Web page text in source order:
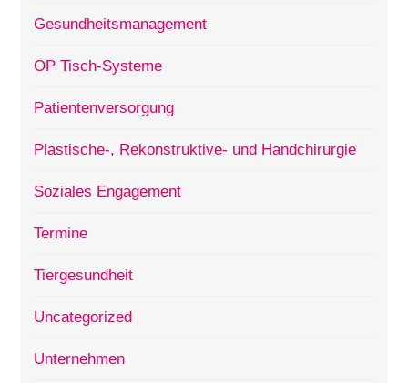
Gesundheitsmanagement
OP Tisch-Systeme
Patientenversorgung
Plastische-, Rekonstruktive- und Handchirurgie
Soziales Engagement
Termine
Tiergesundheit
Uncategorized
Unternehmen